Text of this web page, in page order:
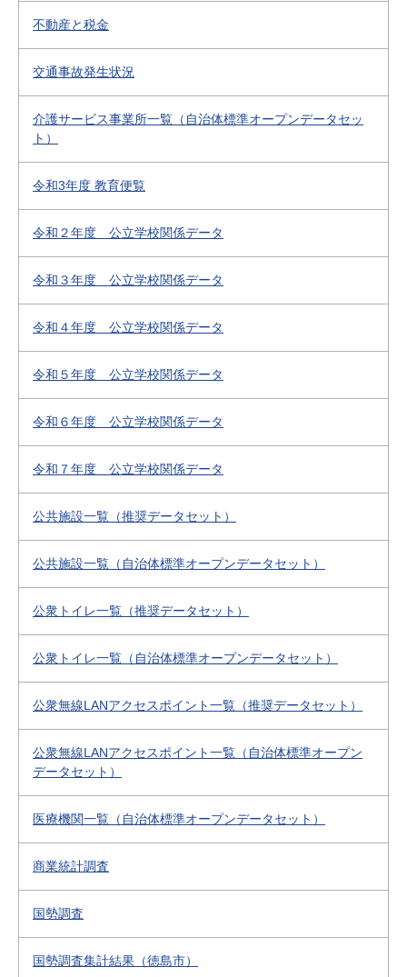
不動産と税金
交通事故発生状況
介護サービス事業所一覧（自治体標準オープンデータセッ
ト）
令和3年度 教育便覧
令和２年度 公立学校関係データ
令和３年度 公立学校関係データ
令和４年度 公立学校関係データ
令和５年度 公立学校関係データ
令和６年度 公立学校関係データ
令和７年度 公立学校関係データ
公共施設一覧（推奨データセット）
公共施設一覧（自治体標準オープンデータセット）
公衆トイレ一覧（推奨データセット）
公衆トイレ一覧（自治体標準オープンデータセット）
公衆無線LANアクセスポイント一覧（推奨データセット）
公衆無線LANアクセスポイント一覧（自治体標準オープン
データセット）
医療機関一覧（自治体標準オープンデータセット）
商業統計調査
国勢調査
国勢調査集計結果（徳島市）